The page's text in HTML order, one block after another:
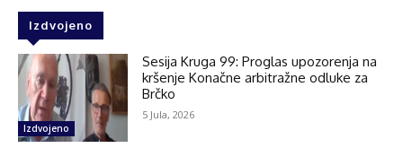
Izdvojeno
Izdvojeno
Sesija Kruga 99: Proglas upozorenja na
kršenje Konačne arbitražne odluke za
Brčko
5 Jula, 2026